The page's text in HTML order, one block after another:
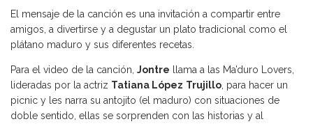
El mensaje de la canción es una invitación a compartir entre
amigos, a divertirse y a degustar un plato tradicional como el
plátano maduro y sus diferentes recetas.
Para el video de la canción, Jontre llama a las Ma’duro Lovers,
lideradas por la actriz Tatiana López Trujillo , para hacer un
picnic y les narra su antojito (el maduro) con situaciones de
doble sentido, ellas se sorprenden con las historias y al